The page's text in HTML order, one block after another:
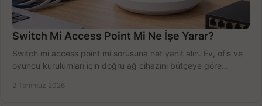
Switch Mi Access Point Mi Ne İşe Yarar?
Switch mi access point mi sorusuna net yanıt alın. Ev, ofis ve
oyuncu kurulumları için doğru ağ cihazını bütçeye göre
2 Temmuz 2026